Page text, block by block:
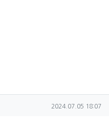
작성일
2024.07.05 18:07